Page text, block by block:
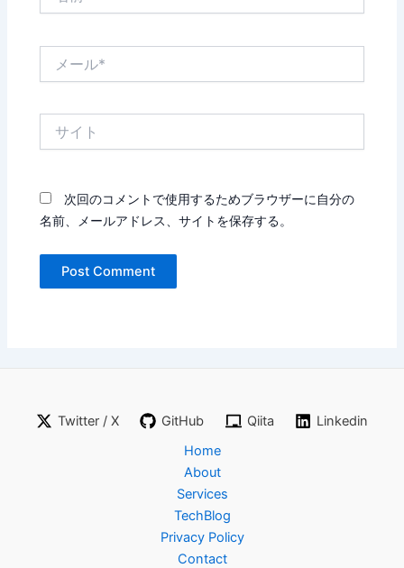
次回のコメントで使用するためブラウザーに自分の
名前、メールアドレス、サイトを保存する。
Twitter / X GitHub Qiita
Linkedin
Home
About
Services
TechBlog
Privacy Policy
Contact